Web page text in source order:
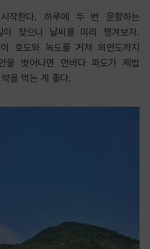
작한다. 하루에 두 번 운항하는
잦으니 날씨를 미리 챙겨보자.
호도와 녹도를 거쳐 외연도까지
벗어나면 먼바다 파도가 제법
을 먹는 게 좋다.